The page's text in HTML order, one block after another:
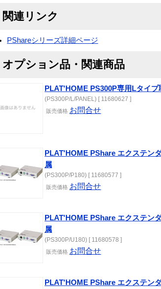
関連リンク
PShareシリーズ詳細ページ
オプション品・関連商品
PLAT'HOME PS300P専用Lタイプ
(PS300P/L/PANEL) [ 11680627 ]
販売価格 お問合せ
PLAT'HOME PShare エクステン
属
(PS300P/P180) [ 11680577 ]
販売価格 お問合せ
PLAT'HOME PShare エクステン
属
(PS300P/U180) [ 11680578 ]
販売価格 お問合せ
PLAT'HOME PShare エクステン